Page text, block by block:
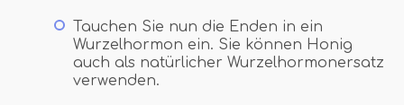
Tauchen Sie nun die Enden in ein
Wurzelhormon ein. Sie können Honig
auch als natürlicher Wurzelhormonersatz
verwenden.